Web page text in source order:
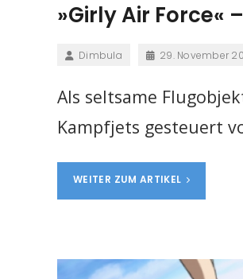
»Girly Air
Dimbula 29. November
Als seltsame
Kampfjets gesteuert
WEITER ZUM ARTIKEL